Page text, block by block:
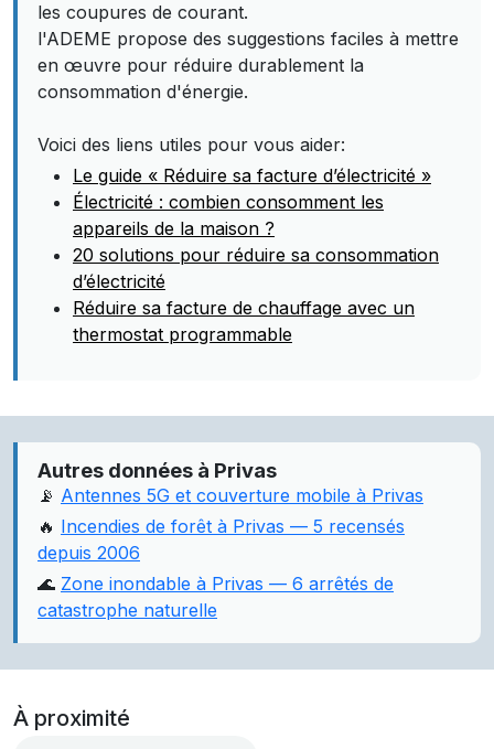
les coupures de courant.
l'ADEME propose des suggestions faciles à mettre
en œuvre pour réduire durablement la
consommation d'énergie.
Voici des liens utiles pour vous aider:
Le guide « Réduire sa facture d’électricité »
Électricité : combien consomment les
appareils de la maison ?
20 solutions pour réduire sa consommation
d’électricité
Réduire sa facture de chauffage avec un
thermostat programmable
Autres données à Privas
📡 Antennes 5G et couverture mobile à Privas
🔥 Incendies de forêt à Privas — 5 recensés
depuis 2006
🌊 Zone inondable à Privas — 6 arrêtés de
catastrophe naturelle
À proximité